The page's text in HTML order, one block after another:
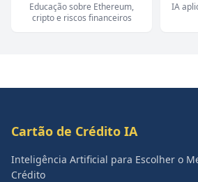
Educação sobre Ethereum,
cripto e riscos financeiros
IA
Cartão de Crédito IA
Inteligência Artificial para Escolher o
Crédito